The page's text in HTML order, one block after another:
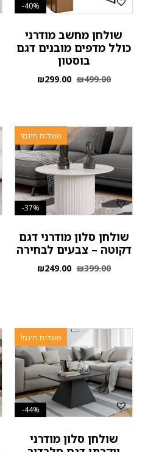
40%-
שולחן מחשב מודרני
כולל מדפים מובנים דגם
בוסטון
₪499.00
₪299.00
משלוח חינם!
37%-
שולחן סלון מודרני דגם
דקוטה – צבעים לבחירה
₪399.00
₪249.00
משלוח חינם!
44%-
שולחן סלון מודרני